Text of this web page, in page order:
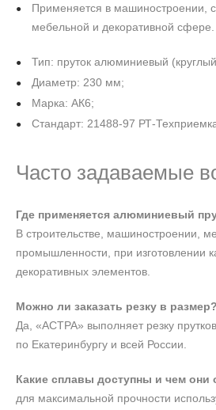
Применяется в машиностроении,
мебельной и декоративной сфере.
Тип: пруток алюминиевый
Диаметр: 230 мм;
Марка: АК6;
Стандарт: 21488-97 РТ-
Часто задаваемые
Где применяется алюминиевый
В строительстве, машиностроении,
промышленности, при изготовлении
декоративных элементов.
Можно ли заказать резку в размер?
Да, «АСТРА» выполняет резку
по Екатеринбургу и всей России.
Какие сплавы доступны и чем они
для максимальной прочности